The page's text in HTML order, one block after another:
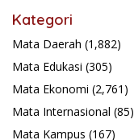
Kategori
Mata Daerah (1,882)
Mata Edukasi (305)
Mata Ekonomi (2,761)
Mata Internasional (85)
Mata Kampus (167)